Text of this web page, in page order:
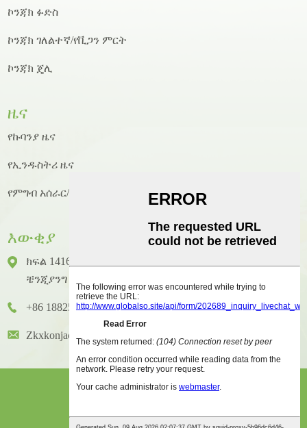
ኮንጃክ ፉድስ
ኮንጃክ ገለልተኛ/የቪጋን ምርት
ኮንጃክ ጄሊ
ዜና
የኩባንያ ዜና
የኢንዱስትሪ ዜና
የምግብ አሰራር/የምግብ አሰራር ዜና
እውቂያ
ክፍል 1416 ፣ ፎቅ 14 ፣ ጁንሃኦ ዓለም አቀፍ ህንፃ ፣ ቁጥር 2 ፣
ቼንጂያንግ ዞንግካይ ጎዳና ፣ ሁዪቼንግ አውራጃ ፣ ሁዩዙ ከተማ
+86 18825458362
Zkxkonjac@hzzkx.com